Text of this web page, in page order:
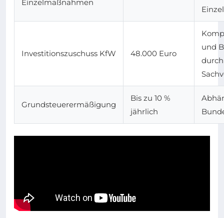
Einzelmaßnahmen
Investitionszuschuss KfW 48.000 Euro
und
durch
Grundsteuerermäßigung
Bis zu 10 %
jährlich